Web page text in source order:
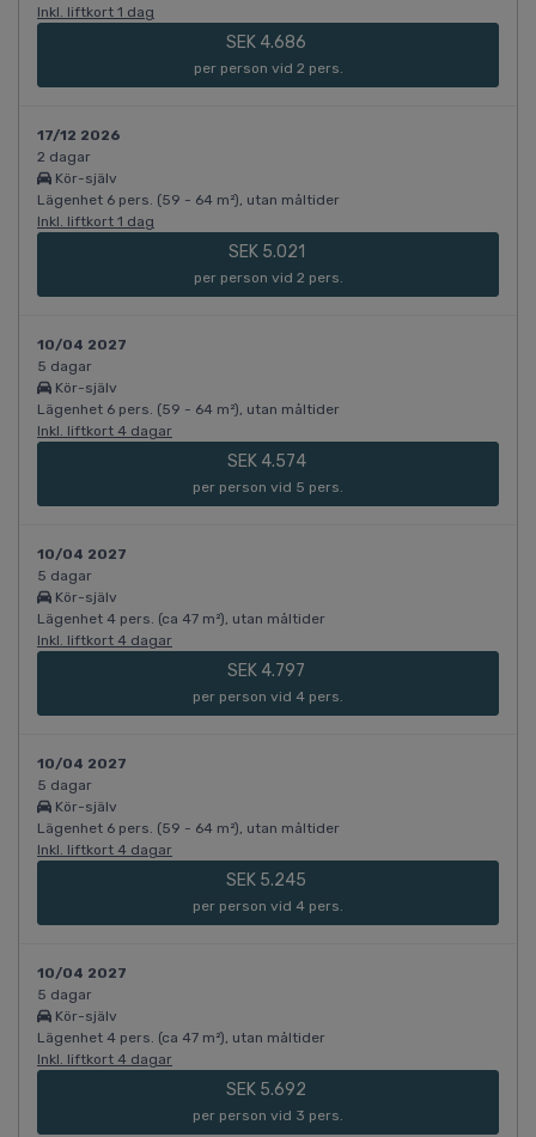
Inkl. liftkort 1 dag
SEK 4.686
per person vid 2 pers.
17/12 2026
2 dagar
Kör-själv
Lägenhet 6 pers. (59 - 64 m²), utan måltider
Inkl. liftkort 1 dag
SEK 5.021
per person vid 2 pers.
10/04 2027
5 dagar
Kör-själv
Lägenhet 6 pers. (59 - 64 m²), utan måltider
Inkl. liftkort 4 dagar
SEK 4.574
per person vid 5 pers.
10/04 2027
5 dagar
Kör-själv
Lägenhet 4 pers. (ca 47 m²), utan måltider
Inkl. liftkort 4 dagar
SEK 4.797
per person vid 4 pers.
10/04 2027
5 dagar
Kör-själv
Lägenhet 6 pers. (59 - 64 m²), utan måltider
Inkl. liftkort 4 dagar
SEK 5.245
per person vid 4 pers.
10/04 2027
5 dagar
Kör-själv
Lägenhet 4 pers. (ca 47 m²), utan måltider
Inkl. liftkort 4 dagar
SEK 5.692
per person vid 3 pers.